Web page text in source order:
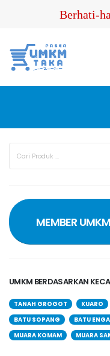
Berhati-
MEMBER
UMKM BERDASARKAN
TANAH GROGOT KUARO
BATU SOPANG
BATU
MUARA KOMAM
MUARA